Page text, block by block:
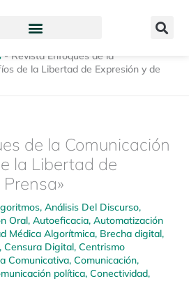
- Revista Enfoques de la
de la Libertad de Expresión y de
de la Comunicación
la Libertad de
, Análisis Del Discurso,
Oral, Autoeficacia, Automatización
Médica Algorítmica, Brecha digital,
, Censura Digital, Centrismo
Comunicativa, Comunicación,
política, Conectividad,